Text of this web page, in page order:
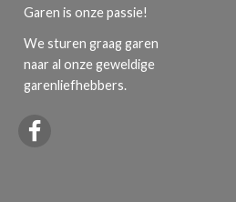
Garen is onze passie!
We sturen graag garen
naar al onze geweldige
garenliefhebbers.